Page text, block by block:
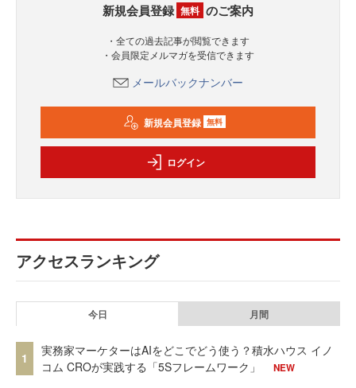
新規会員登録 無料 のご案内
・全ての過去記事が閲覧できます
・会員限定メルマガを受信できます
メールバックナンバー
新規会員登録 無料
ログイン
アクセスランキング
今日 月間
1
実務家マーケターはAIをどこでどう使う？積水ハウス イノ
コム CROが実践する「5Sフレームワーク」
NEW